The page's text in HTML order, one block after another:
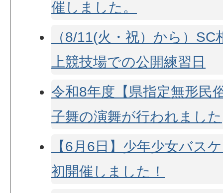
催しました。
（8/11(火・祝）から）
上競技場での公開練習日
令和8年度【県指定無形民
子舞の演舞が行われました
【6月6日】少年少女バス
初開催しました！